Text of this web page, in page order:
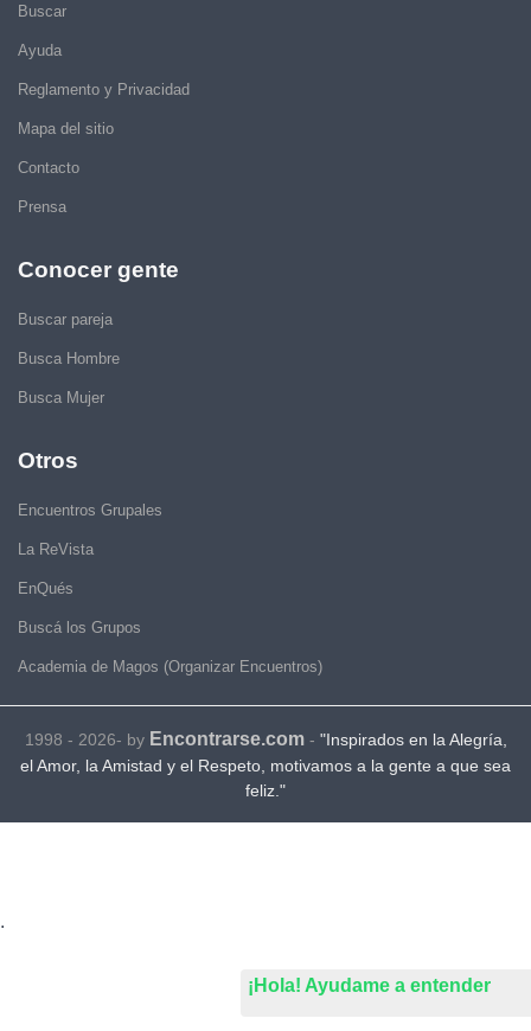
¡Hola! Ayudame a entender
Buscar
Ayuda
Reglamento y Privacidad
Mapa del sitio
Contacto
Prensa
Conocer gente
Buscar pareja
Busca Hombre
Busca Mujer
Otros
Encuentros Grupales
La ReVista
EnQués
Buscá los Grupos
Academia de Magos (Organizar Encuentros)
1998 - 2026- by Encontrarse.com- "Inspirados en la Alegría,
el Amor, la Amistad y el Respeto, motivamos a la gente a que sea
feliz."
.